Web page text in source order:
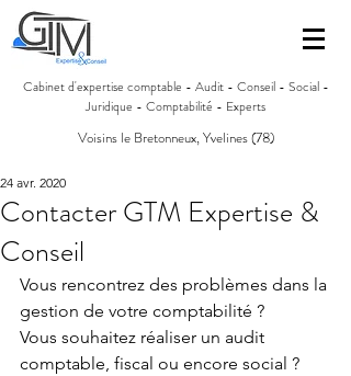
Cabinet d'expertise comptable - Audit - Conseil - Social -
Juridique - Comptabilité - Experts
Voisins le Bretonneux, Yvelines (78)
Contacter GTM Expertise &
Conseil
24 avr. 2020
Vous rencontrez des problèmes dans la
gestion de votre comptabilité ?
Vous souhaitez réaliser un audit
comptable, fiscal ou encore social ?